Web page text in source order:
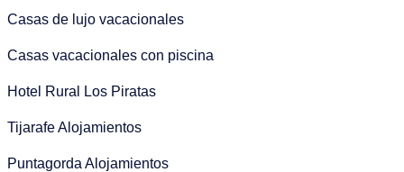
Casas de lujo vacacionales
Casas vacacionales con piscina
Hotel Rural Los Piratas
Tijarafe Alojamientos
Puntagorda Alojamientos